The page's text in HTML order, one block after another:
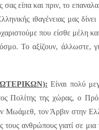
είπα και πριν, το
ιθαγένειας μας
που είσθε μέλη
Το αξίζουν, άλλωστε,
Είναι πολύ
της χώρας, ο
τον Άρβιν στην
τους ανθρώπους γιατί σε